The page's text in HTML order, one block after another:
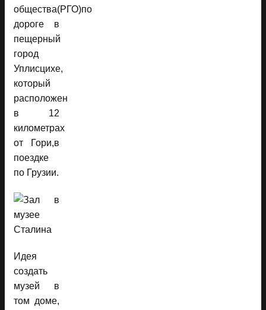
общества(РГО)по
дороге в
пещерный
город
Уплисцихе,
который
расположен
в 12
километрах
от Гори,в
поездке
по Грузии.
Идея
создать
музей в
том доме,